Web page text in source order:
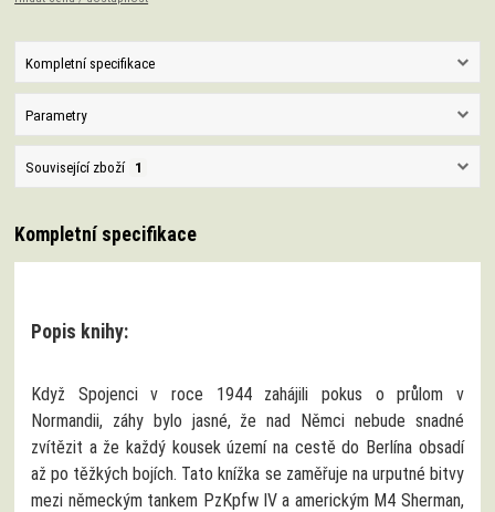
Kompletní specifikace
Parametry
Související zboží 1
Kompletní specifikace
Popis knihy:
Když Spojenci v roce 1944 zahájili pokus o průlom v
Normandii, záhy bylo jasné, že nad Němci nebude snadné
zvítězit a že každý kousek území na cestě do Berlína obsadí
až po těžkých bojích. Tato knížka se zaměřuje na urputné bitvy
mezi německým tankem PzKpfw IV a americkým M4 Sherman,